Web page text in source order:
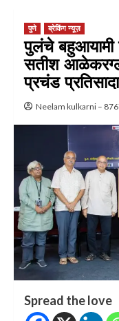
पुणे ब्रेकिंग न्यूज़
पुलंचे बहुआयामी
सतीश
प्रचंड
Neelam kulkarni –
Spread the love